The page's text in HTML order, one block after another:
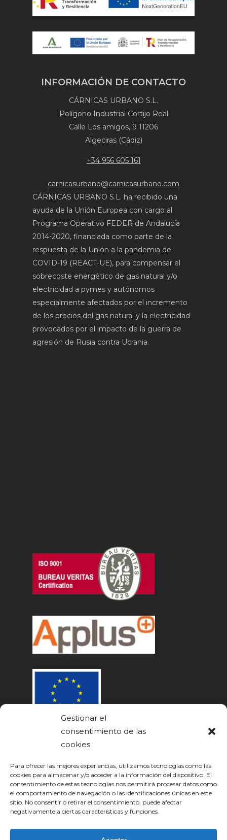
Gestionar el
consentimiento de las
cookies
Para ofrecer las mejores experiencias, utilizamos tecnologías como las
cookies para almacenar y/o acceder a la información del dispositivo. El
consentimiento de estas tecnologías nos permitirá procesar datos como
el comportamiento de navegación o las identificaciones únicas en este
sitio. No consentir o retirar el consentimiento, puede afectar
negativamente a ciertas características y funciones.
INFORMACIÓN DE CONTACTO
CÁRNICAS URBANO S.L.
Polígono Industrial Cortijo Real
Calle Los amigos, 9 11206
Algeciras (Cádiz)
+34 956 605 161
carnicasurbano@carnicasurbano.com
CÁRNICAS URBANO S.L. ha recibido una
ayuda de la Unión Europea con cargo al
Programa Operativo FEDER de Andalucía
2014-2020, financiada como parte de la
respuesta de la Unión a la pandemia de
COVID-19 (REACT-UE), para compensar el
sobrecoste energético de gas natural y/o
electricidad a pymes y autónomos
especialmente afectados por el incremento
de los precios del gas natural y la electricidad
provocados por el impacto de la guerra de
agresión de Rusia contra Ucrania.